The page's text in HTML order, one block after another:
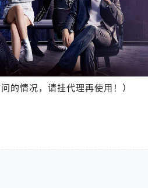
的情况，请挂代理再使用！）